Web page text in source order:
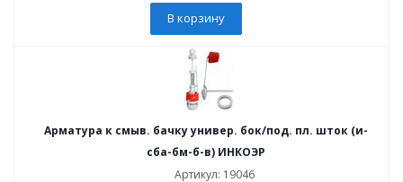
В корзину
Арматура к смыв. бачку универ. бок/под. пл. шток (и-
сба-бм-б-в) ИНКОЭР
Артикул: 19046